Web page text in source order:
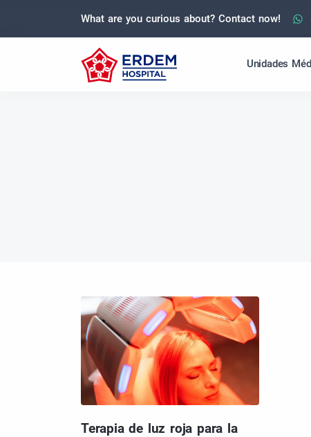
What are you curious about? Contact now!
Unidades
Terapia de luz roja para la